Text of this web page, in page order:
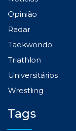
Opinião
Radar
Taekwondo
Triathlon
Universitários
Wrestling
Tags